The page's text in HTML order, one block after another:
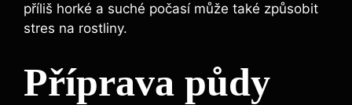
příliš horké⁢ a ‌suché počasí může také způsobit
stres na rostliny.
Příprava půdy